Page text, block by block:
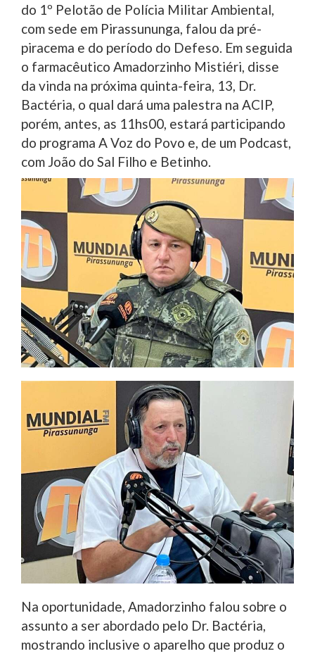
do 1º Pelotão de Polícia Militar Ambiental,
com sede em Pirassununga, falou da pré-
piracema e do período do Defeso. Em seguida
o farmacêutico Amadorzinho Mistiéri, disse
da vinda na próxima quinta-feira, 13, Dr.
Bactéria, o qual dará uma palestra na ACIP,
porém, antes, as 11hs00, estará participando
do programa A Voz do Povo e, de um Podcast,
com João do Sal Filho e Betinho.
Na oportunidade, Amadorzinho falou sobre o
assunto a ser abordado pelo Dr. Bactéria,
mostrando inclusive o aparelho que produz o